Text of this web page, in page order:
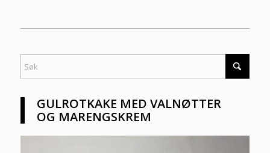
GULROTKAKE MED VALNØTTER
OG MARENGSKREM